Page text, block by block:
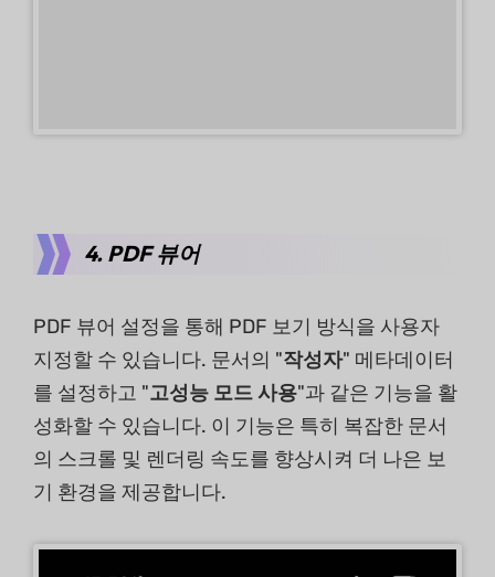
4. PDF 뷰어
PDF 뷰어 설정을 통해 PDF 보기 방식을 사용자
지정할 수 있습니다. 문서의 "작성자" 메타데이터
를 설정하고 "고성능 모드 사용"과 같은 기능을 활
성화할 수 있습니다. 이 기능은 특히 복잡한 문서
의 스크롤 및 렌더링 속도를 향상시켜 더 나은 보
기 환경을 제공합니다.